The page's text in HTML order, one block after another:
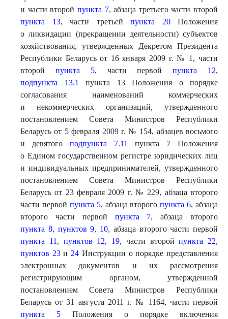
и части второй пункта 7, абзаца третьего части второй
пункта 13, части третьей пункта 20Положения
о ликвидации (прекращении деятельности) субъектов
хозяйствования, утвержденных Декретом Президента
Республики Беларусь от 16 января 2009 г. № 1, части
второй пункта 5, части первойпункта 12,
подпункта 13.1
пункта 13 Положения о порядке
согласования наименований коммерческих
и некоммерческих организаций, утвержденного
постановлением Совета Министров Республики
Беларусь от 5 февраля 2009 г. № 154, абзацев восьмого
и девятого подпункта 7.11
пункта 7 Положения
о Едином государственном регистре юридических лиц
и индивидуальных предпринимателей, утвержденного
постановлением Совета Министров Республики
Беларусь от 23 февраля 2009 г. № 229, абзаца второго
части первой пункта 5, абзаца второгопункта 6, абзаца
второго части первой пункта 7, абзаца второго
пункта 8, пунктов 9, 10, абзаца второго части первой
пункта 11 , пунктов 12, 19, части второйпункта 22,
пунктов 23и 24 Инструкции о порядке представления
электронных документов и их рассмотрения
регистрирующим органом, утвержденной
постановлением Совета Министров Республики
Беларусь от 31 августа 2011 г. № 1164, части первой
пункта 5 Положения о порядке включения